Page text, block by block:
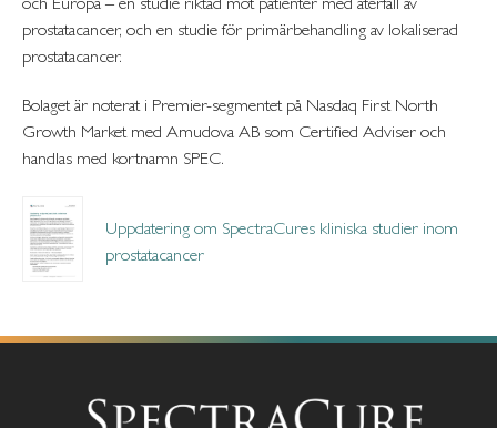
och Europa – en studie riktad mot patienter med återfall av
prostatacancer, och en studie för primärbehandling av lokaliserad
prostatacancer.
Bolaget är noterat i Premier-segmentet på Nasdaq First North
Growth Market med Amudova AB som Certified Adviser och
handlas med kortnamn SPEC.
Uppdatering om SpectraCures kliniska studier inom
prostatacancer